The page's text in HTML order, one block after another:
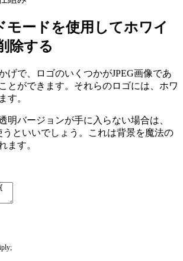
モードを使用してホワイ
除する
げで、ロゴのいくつかがJPEG画像であ
とができます。それらのロゴには、ホワ
す。
明バージョンが手に入らない場合は、
うといいでしょう。これは背景を魔法の
ます。
;